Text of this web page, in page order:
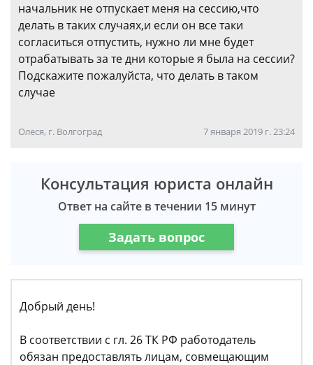
начальник не отпускает меня на сессию,что
делать в таких случаях,и если он все таки
согласиться отпустить, нужно ли мне будет
отрабатывать за те дни которые я была на сессии?
Подскажите пожалуйста, что делать в таком
случае
Олеся, г. Волгоград 7 января 2019 г. 23:24
Консультация юриста онлайн
Ответ на сайте в течении 15 минут
Задать вопрос
Добрый день!
В соответствии с гл. 26 ТК РФ работодатель
обязан предоставлять лицам, совмещающим